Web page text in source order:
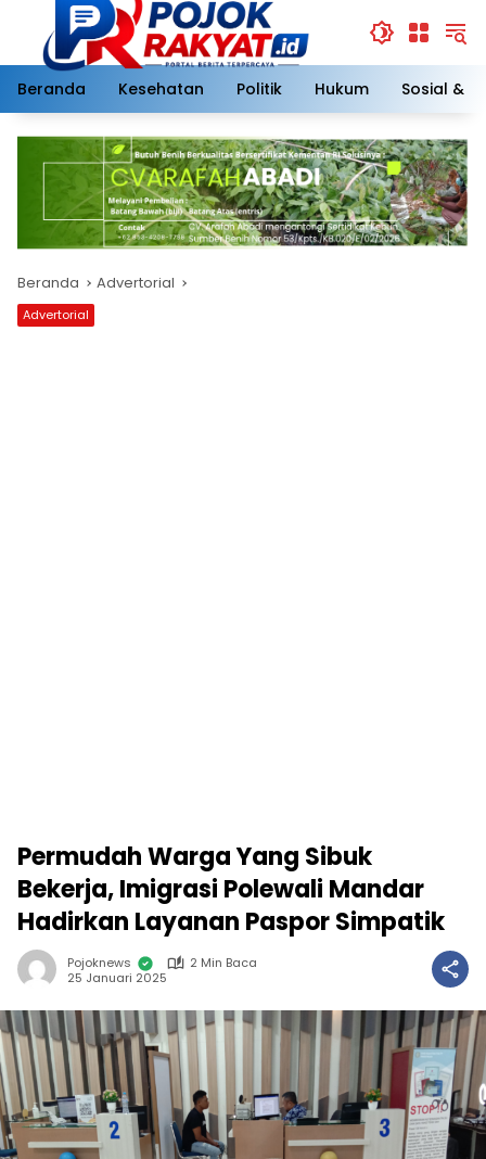
Langsung
konten
Beranda
Kesehatan Politik Hukum Sosial &
Beranda Advertorial
Advertorial
Permudah Warga Yang Sibuk
Bekerja, Imigrasi Polewali Mandar
Hadirkan Layanan Paspor Simpatik
Pojoknews
2 Min Baca
25 Januari 2025